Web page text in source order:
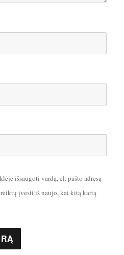
išsaugoti vardą, el. pašto adresą
įvesti iš naujo, kai kitą kartą